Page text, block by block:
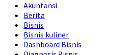
Akuntansi
Berita
Bisnis
Bisnis kuliner
Dashboard Bisnis